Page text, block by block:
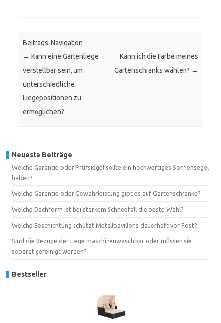
Beitrags-Navigation
← Kann eine Gartenliege
verstellbar sein, um
unterschiedliche
Liegepositionen zu
ermöglichen?
Kann ich die Farbe meines
Gartenschranks wählen? →
Neueste Beiträge
Welche Garantie oder Prüfsiegel sollte ein hochwertiges Sonnensegel
haben?
Welche Garantie oder Gewährleistung gibt es auf Gartenschränke?
Welche Dachform ist bei starkem Schneefall die beste Wahl?
Welche Beschichtung schützt Metallpavillons dauerhaft vor Rost?
Sind die Bezüge der Liege maschinenwaschbar oder müssen sie
separat gereinigt werden?
Bestseller